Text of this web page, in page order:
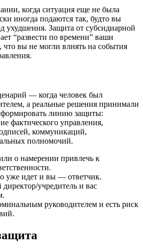
когда ситуация еще не была
иногда подаются так, будто вы
ухудшения. Защита от субсидиарной
“развести по времени” ваши
что вы не могли влиять на события
— когда человек был
а реальные решения принимали
линию защиты:
фактического управления,
коммуникаций,
полномочий.
о намерении привлечь к
уже идет и вы — ответчик.
учредитель и вас
руководителем и есть риск